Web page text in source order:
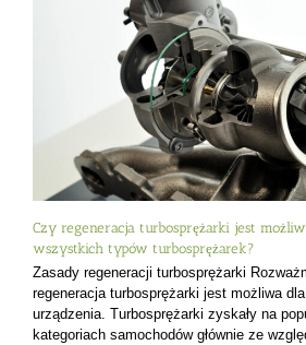
Czy regeneracja turbosprężarki jest
wszystkich typów turbosprężarek?
Zasady regeneracji turbosprężarki
regeneracja turbosprężarki jest możliwa
urządzenia. Turbosprężarki zyskały na
kategoriach samochodów głównie ze